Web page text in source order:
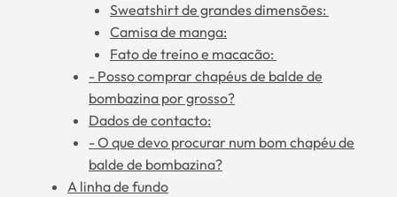
Sweatshirt de grandes dimensões:
Camisa de manga:
Fato de treino e macacão:
- Posso comprar chapéus de balde de
bombazina por grosso?
Dados de contacto:
- O que devo procurar num bom chapéu de
balde de bombazina?
A linha de fundo